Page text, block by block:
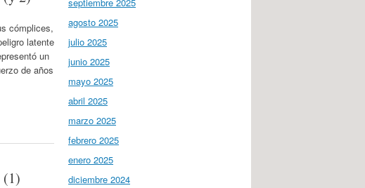
cómplices,
latente
un
de años
(1)
agosto 2025
julio 2025
junio 2025
mayo 2025
abril 2025
marzo 2025
febrero 2025
enero 2025
diciembre 2024